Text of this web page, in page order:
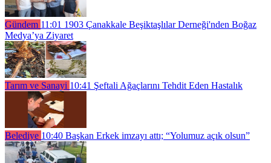
Gündem 11:01 1903 Çanakkale Beşiktaşlılar Derneği'nden Boğaz
Medya’ya Ziyaret
Tarım ve Sanayi 10:41 Şeftali Ağaçlarını Tehdit Eden Hastalık
Belediye 10:40 Başkan Erkek imzayı attı; “Yolumuz açık olsun”